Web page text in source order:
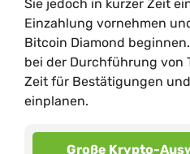
Sie jedoch in kurzer Zeit
Einzahlung vornehmen
Bitcoin Diamond
bei der Durchführung von
Zeit für Bestätigungen
einplanen.
Große Krypto-